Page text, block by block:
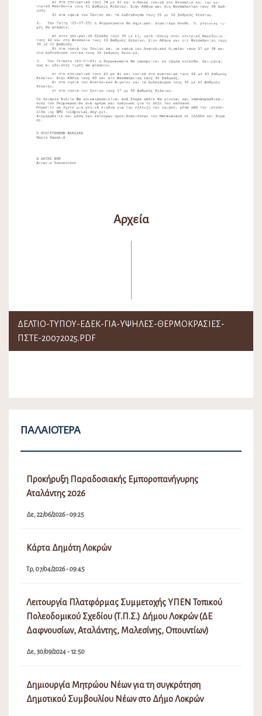
Αρχεία
ΔΕΛΤΙΟ-ΤΥΠΟΥ-ΕΔΕΚ-ΓΙΑ-ΥΨΗΛΕΣ-ΘΕΡΜΟΚΡΑΣΙΕΣ-
ΠΣΤΕ-20072025.PDF
ΠΑΛΑΙΌΤΕΡΑ
Προκήρυξη Παραδοσιακής Εμποροπανήγυρης
Αταλάντης 2026
Δε, 22/06/2026 - 09:25
Κάρτα Δημότη Λοκρών
Τρ, 07/04/2026 - 09:45
Λειτουργία Πλατφόρμας Συμμετοχής ΥΠΕΝ Τοπικού
Πολεοδομικού Σχεδίου (Τ.Π.Σ.) Δήμου Λοκρών (ΔΕ
Δαφνουσίων, Αταλάντης, Μαλεσίνης, Οπουντίων)
Δε, 30/09/2024 - 12:50
Δημιουργία Μητρώου Νέων για τη συγκρότηση
Δημοτικού Συμβουλίου Νέων στο Δήμο Λοκρών